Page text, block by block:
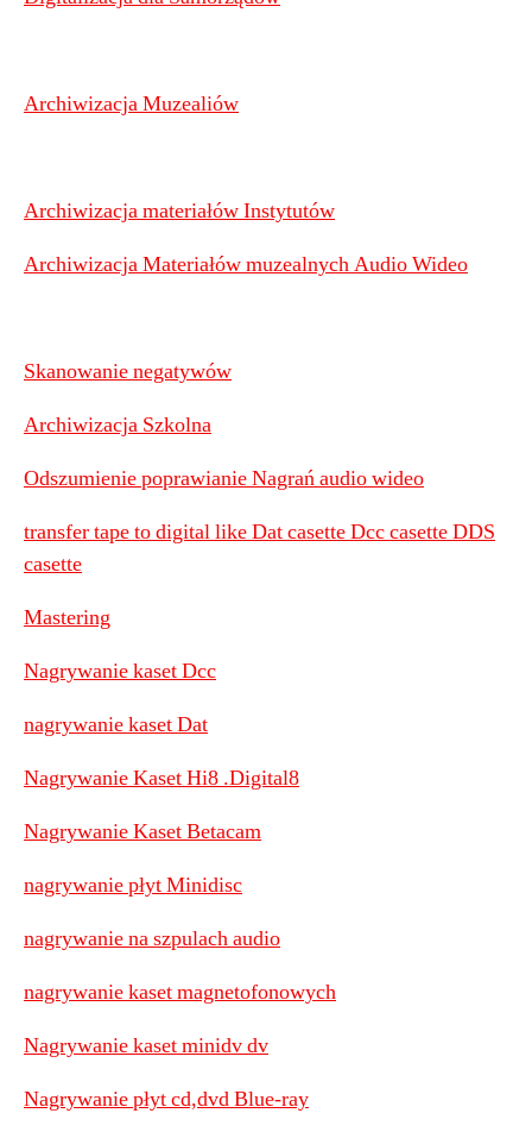
Archiwizacja Muzealiów
Archiwizacja materiałów Instytutów
Archiwizacja Materiałów muzealnych Audio Wideo
Skanowanie negatywów
Archiwizacja Szkolna
Odszumienie poprawianie Nagrań audio wideo
transfer tape to digital like Dat casette Dcc casette DDS
casette
Mastering
Nagrywanie kaset Dcc
nagrywanie kaset Dat
Nagrywanie Kaset Hi8 .Digital8
Nagrywanie Kaset Betacam
nagrywanie płyt Minidisc
nagrywanie na szpulach audio
nagrywanie kaset magnetofonowych
Nagrywanie kaset minidv dv
Nagrywanie płyt cd,dvd Blue-ray